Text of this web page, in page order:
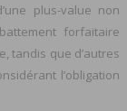
plus-value non
forfaitaire
tandis que d’autres
l’obligation